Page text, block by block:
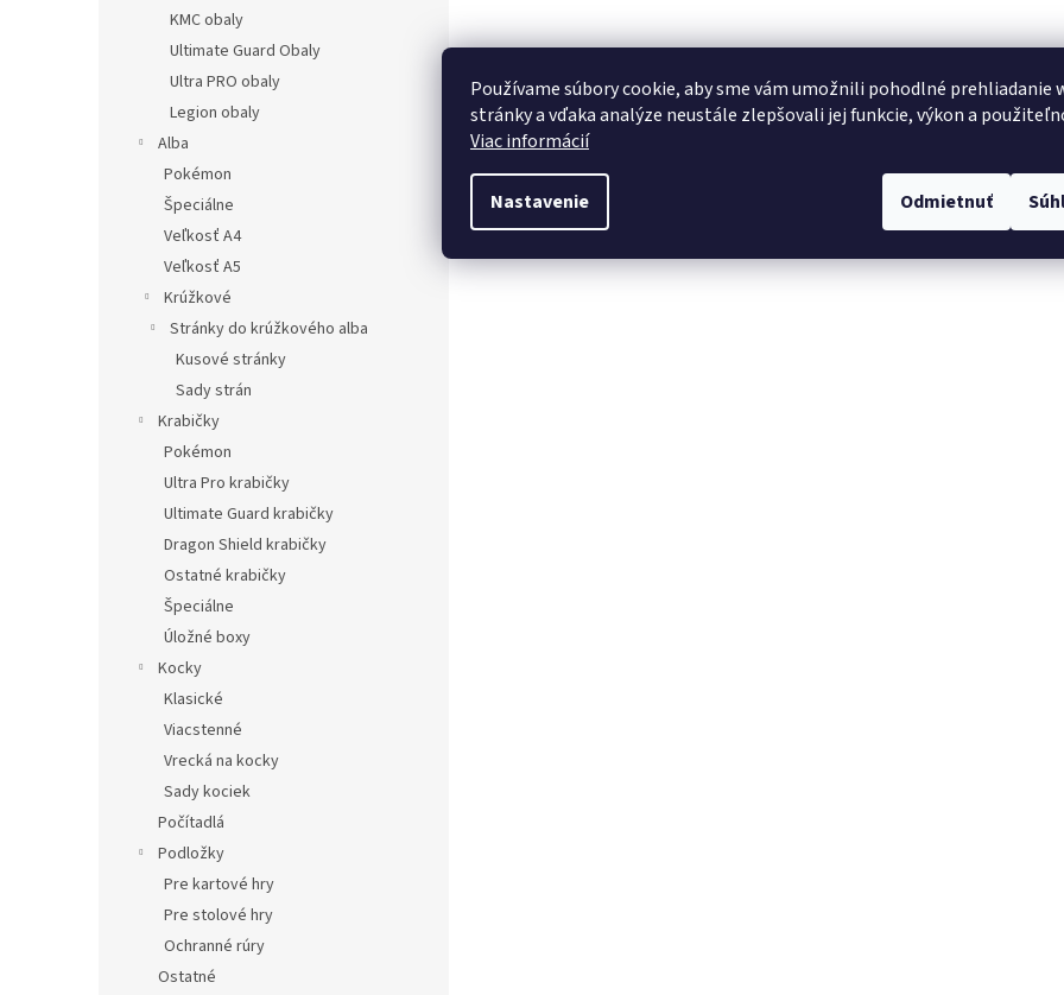
Používame súbory cookie, aby sme vám umožnili pohodlné prehliadanie
stránky a vďaka analýze neustále zlepšovali jej funkcie, výkon a
Viac informácií
Nastavenie Odmietnuť
KMC obaly
Ultimate Guard Obaly
Ultra PRO obaly
Legion obaly
Alba
Pokémon
Špeciálne
Veľkosť A4
Veľkosť A5
Krúžkové
Stránky do krúžkového alba
Kusové stránky
Sady strán
Krabičky
Pokémon
Ultra Pro krabičky
Ultimate Guard krabičky
Dragon Shield krabičky
Ostatné krabičky
Špeciálne
Úložné boxy
Kocky
Klasické
Viacstenné
Vrecká na kocky
Sady kociek
Počítadlá
Podložky
Pre kartové hry
Pre stolové hry
Ochranné rúry
Ostatné